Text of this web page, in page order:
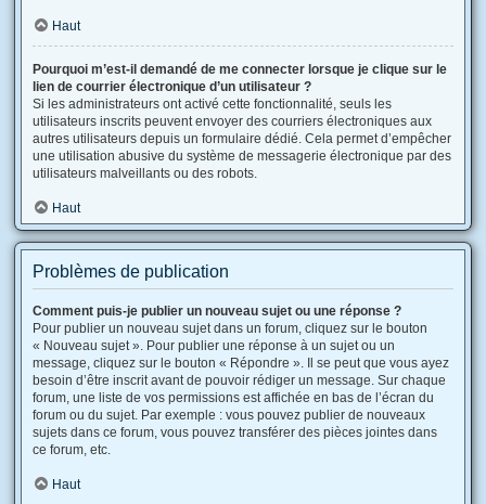
Haut
Pourquoi m’est-il demandé de me connecter lorsque je clique sur le
lien de courrier électronique d’un utilisateur ?
Si les administrateurs ont activé cette fonctionnalité, seuls les
utilisateurs inscrits peuvent envoyer des courriers électroniques aux
autres utilisateurs depuis un formulaire dédié. Cela permet d’empêcher
une utilisation abusive du système de messagerie électronique par des
utilisateurs malveillants ou des robots.
Haut
Problèmes de publication
Comment puis-je publier un nouveau sujet ou une réponse ?
Pour publier un nouveau sujet dans un forum, cliquez sur le bouton
« Nouveau sujet ». Pour publier une réponse à un sujet ou un
message, cliquez sur le bouton « Répondre ». Il se peut que vous ayez
besoin d’être inscrit avant de pouvoir rédiger un message. Sur chaque
forum, une liste de vos permissions est affichée en bas de l’écran du
forum ou du sujet. Par exemple : vous pouvez publier de nouveaux
sujets dans ce forum, vous pouvez transférer des pièces jointes dans
ce forum, etc.
Haut